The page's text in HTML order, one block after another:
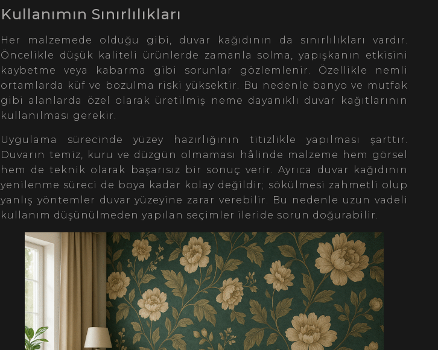
Kullanımın Sınırlılıkları
Her malzemede olduğu gibi, duvar kağıdının da sınırlılıkları vardır.
Öncelikle düşük kaliteli ürünlerde zamanla solma, yapışkanın etkisini
kaybetme veya kabarma gibi sorunlar gözlemlenir. Özellikle nemli
ortamlarda küf ve bozulma riski yüksektir. Bu nedenle banyo ve mutfak
gibi alanlarda özel olarak üretilmiş neme dayanıklı duvar kağıtlarının
kullanılması gerekir.
Uygulama sürecinde yüzey hazırlığının titizlikle yapılması şarttır.
Duvarın temiz, kuru ve düzgün olmaması hâlinde malzeme hem görsel
hem de teknik olarak başarısız bir sonuç verir. Ayrıca duvar kağıdının
yenilenme süreci de boya kadar kolay değildir; sökülmesi zahmetli olup
yanlış yöntemler duvar yüzeyine zarar verebilir. Bu nedenle uzun vadeli
kullanım düşünülmeden yapılan seçimler ileride sorun doğurabilir.